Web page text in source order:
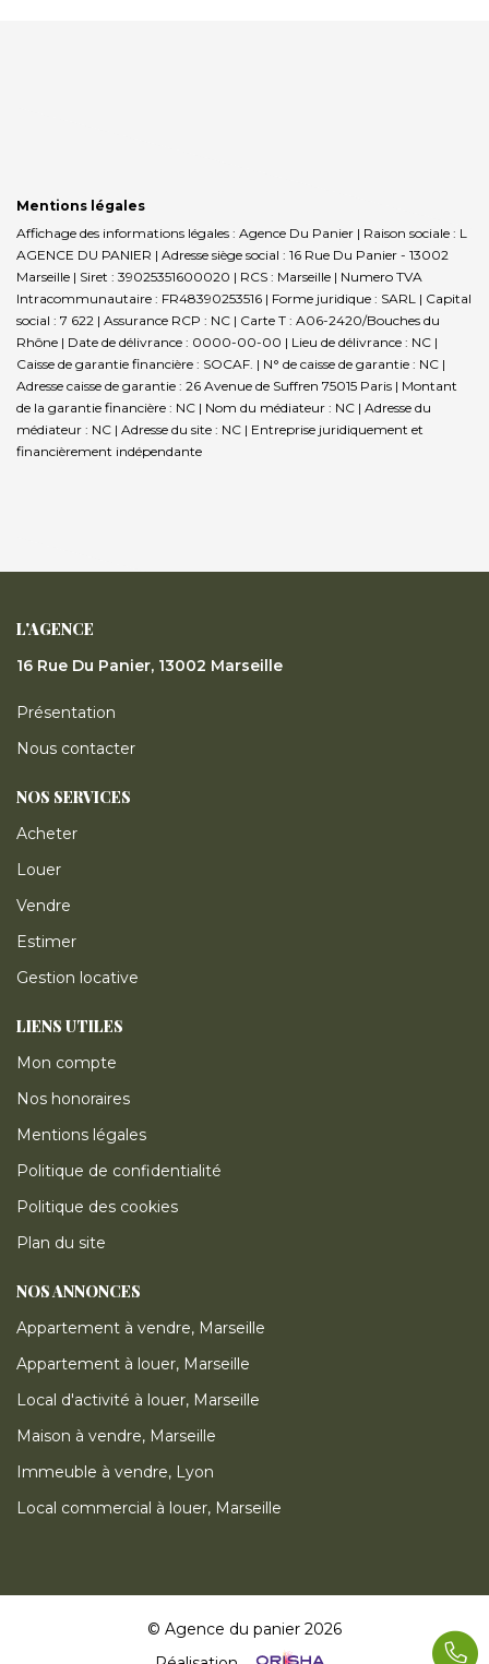
Mentions légales
Affichage des informations légales : Agence Du Panier | Raison sociale : L
AGENCE DU PANIER | Adresse siège social : 16 Rue Du Panier - 13002
Marseille | Siret : 39025351600020 | RCS : Marseille | Numero TVA
Intracommunautaire : FR48390253516 | Forme juridique : SARL | Capital
social : 7 622 | Assurance RCP : NC | Carte T : A06-2420/Bouches du
Rhône | Date de délivrance : 0000-00-00 | Lieu de délivrance : NC |
Caisse de garantie financière : SOCAF. | N° de caisse de garantie : NC |
Adresse caisse de garantie : 26 Avenue de Suffren 75015 Paris | Montant
de la garantie financière : NC | Nom du médiateur : NC | Adresse du
médiateur : NC | Adresse du site : NC | Entreprise juridiquement et
financièrement indépendante
L'AGENCE
16 Rue Du Panier, 13002 Marseille
Présentation
Nous contacter
NOS SERVICES
Acheter
Louer
Vendre
Estimer
Gestion locative
LIENS UTILES
Mon compte
Nos honoraires
Mentions légales
Politique de confidentialité
Politique des cookies
Plan du site
NOS ANNONCES
Appartement à vendre, Marseille
Appartement à louer, Marseille
Local d'activité à louer, Marseille
Maison à vendre, Marseille
Immeuble à vendre, Lyon
Local commercial à louer, Marseille
© Agence du panier 2026